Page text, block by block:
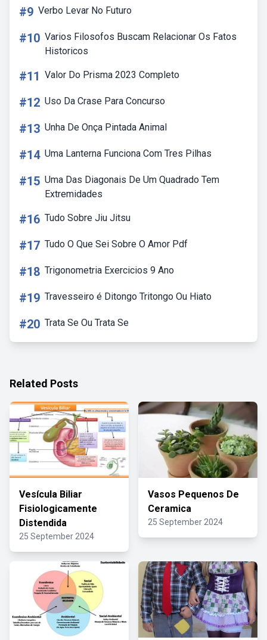
#9 Verbo Levar No Futuro
#10 Varios Filosofos Buscam Relacionar Os Fatos
Historicos
#11 Valor Do Prisma 2023 Completo
#12 Uso Da Crase Para Concurso
#13 Unha De Onça Pintada Animal
#14 Uma Lanterna Funciona Com Tres Pilhas
#15 Uma Das Diagonais De Um Quadrado Tem
Extremidades
#16 Tudo Sobre Jiu Jitsu
#17 Tudo O Que Sei Sobre O Amor Pdf
#18 Trigonometria Exercicios 9 Ano
#19 Travesseiro é Ditongo Tritongo Ou Hiato
#20 Trata Se Ou Trata Se
Related Posts
Vesícula Biliar
Fisiologicamente
Distendida
25 September 2024
Vasos Pequenos De
Ceramica
25 September 2024